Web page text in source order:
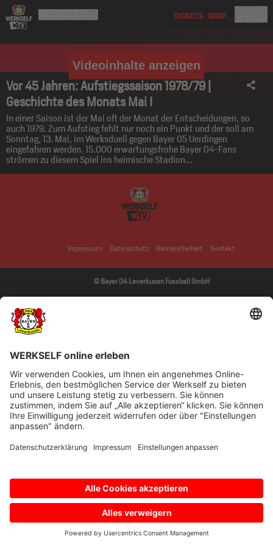
Videoinhalte anzeigen
Vor 45 Jahren: Aufstiegssaison 1978/79 |
Geschichte des Monats Mai I
In einer Saison ist der Mai oft der Monat der Entscheidungen, so
auch 1979. Zum Aufstieg fehlt nur noch ein Punkt und der soll am
Sonntag, 13. Mai, im Werksduell gegen Bayer 05 Uerdingen
eingefahren werden. 15.000 erwartungsfrohe Bayer 04-Fans
strömen zu diesem Spiel ins heimische Stadion...
Impressum Datenschutz Barrierefreiheit Kontakt
© Bayer 04 Leverkusen Fussball GmbH